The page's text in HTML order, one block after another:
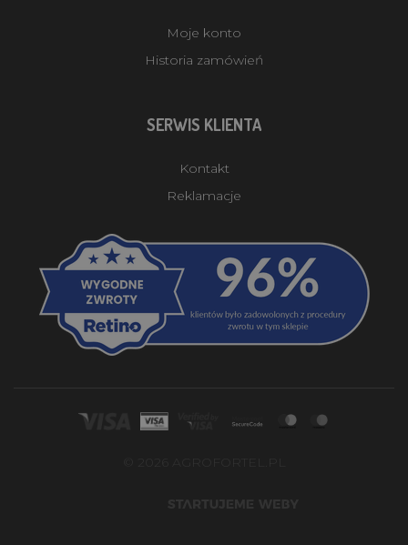
Moje konto
Historia zamówień
SERWIS KLIENTA
Kontakt
Reklamacje